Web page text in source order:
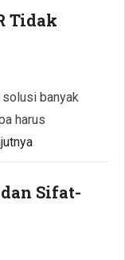
Tidak
banyak
harus
Sifat-